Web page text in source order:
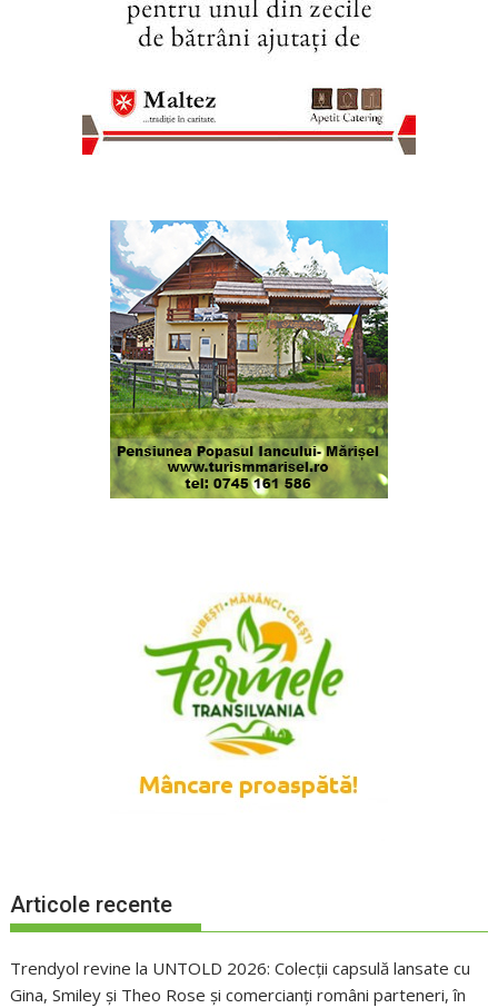
Articole recente
Trendyol revine la UNTOLD 2026: Colecții capsulă lansate cu
Gina, Smiley și Theo Rose și comercianți români parteneri, în